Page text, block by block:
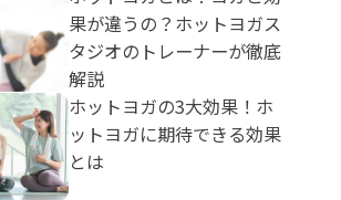
果が違うの？ホットヨガス
タジオのトレーナーが徹底
解説
ホットヨガの3大効果！ホ
ットヨガに期待できる効果
とは